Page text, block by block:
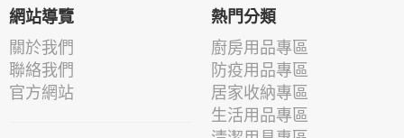
網站導覽
關於我們
聯絡我們
官方網站
熱門分類
廚房用品專區
防疫用品專區
居家收納專區
生活用品專區